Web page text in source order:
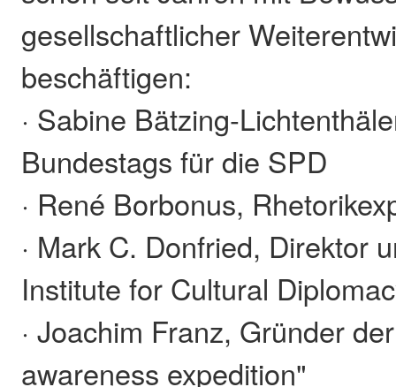
gesellschaftlicher
beschäftigen:
· Sabine Bätzing-
Bundestags für die SPD
· René Borbonus,
· Mark C. Donfried, Direktor
Institute for Cultural
· Joachim Franz, Gründer
awareness expedition"